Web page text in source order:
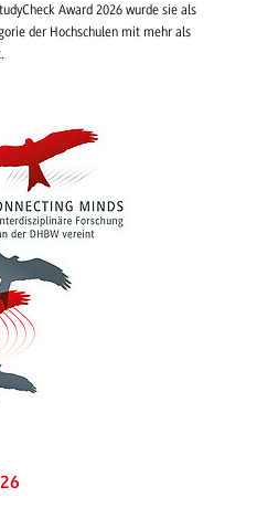
Award 2026 wurde sie als
der Hochschulen mit mehr als